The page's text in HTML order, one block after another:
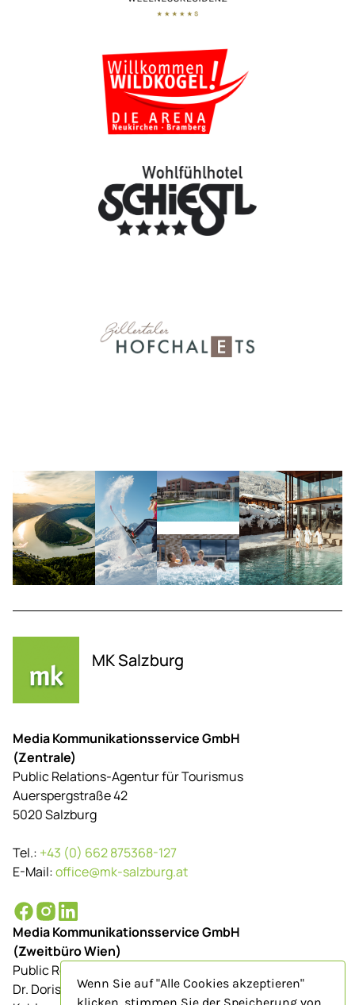
MK Salzburg
Media Kommunikationsservice GmbH
(Zentrale)
Public Relations-Agentur für Tourismus
Auerspergstraße 42
5020 Salzburg
Tel.: +43 (0) 662 875368-127
E-Mail:office@mk-salzburg.at
Media Kommunikationsservice GmbH
(Zweitbüro Wien)
Public Relations-Agentur für Tourismus
Dr. Doris Schenkenfelder
Wenn Sie auf "Alle Cookies akzeptieren"